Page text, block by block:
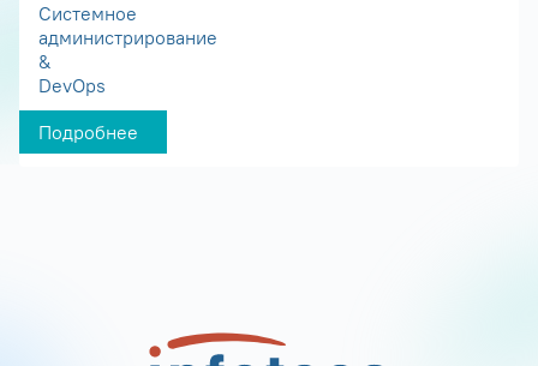
Системное
администрирование
&
DevOps
Подробнее